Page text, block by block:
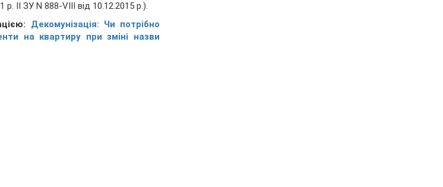
р. II ЗУ N 888-VIII від 10.12.2015 р.).
Декомунізація: Чи потрібно
на квартиру при зміні назви